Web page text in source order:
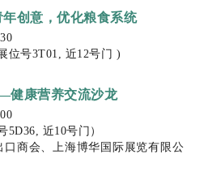
创意，优化粮食系统
位号3T01, 近12号门 )
康营养交流沙龙
5D36, 近10号门）
口商会、上海博华国际展览有限公